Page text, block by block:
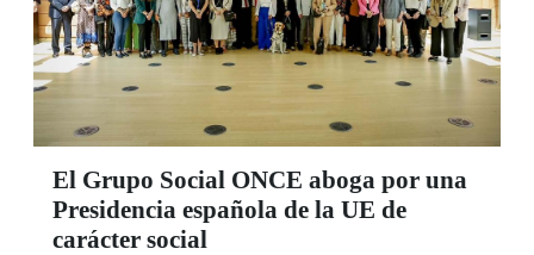
El Grupo Social ONCE aboga por una
Presidencia española de la UE de
carácter social